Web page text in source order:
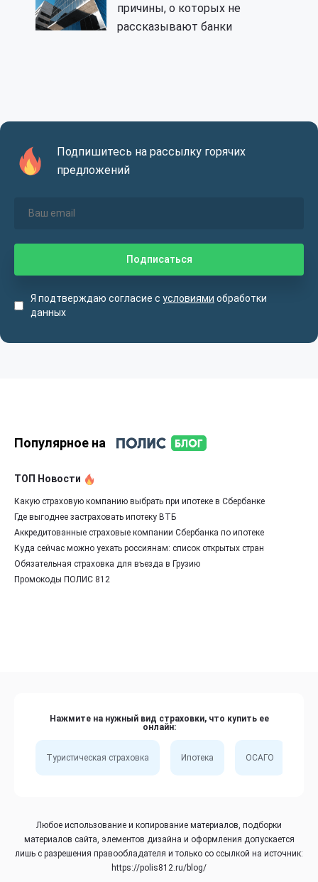
причины, о которых не
рассказывают банки
Подпишитесь на рассылку горячих
предложений
Я подтверждаю согласие с условиями обработки
данных
Популярное на
ТОП Новости
Какую страховую компанию выбрать при ипотеке в Сбербанке
Где выгоднее застраховать ипотеку ВТБ
Аккредитованные страховые компании Сбербанка по ипотеке
Куда сейчас можно уехать россиянам: список открытых стран
Обязательная страховка для въезда в Грузию
Промокоды ПОЛИС 812
Нажмите на нужный вид страховки, что купить ее
онлайн:
Туристическая страховка Ипотека ОСАГО
Любое использование и копирование материалов, подборки
материалов сайта, элементов дизайна и оформления допускается
лишь с разрешения правообладателя и только со ссылкой на источник:
https://polis812.ru/blog/